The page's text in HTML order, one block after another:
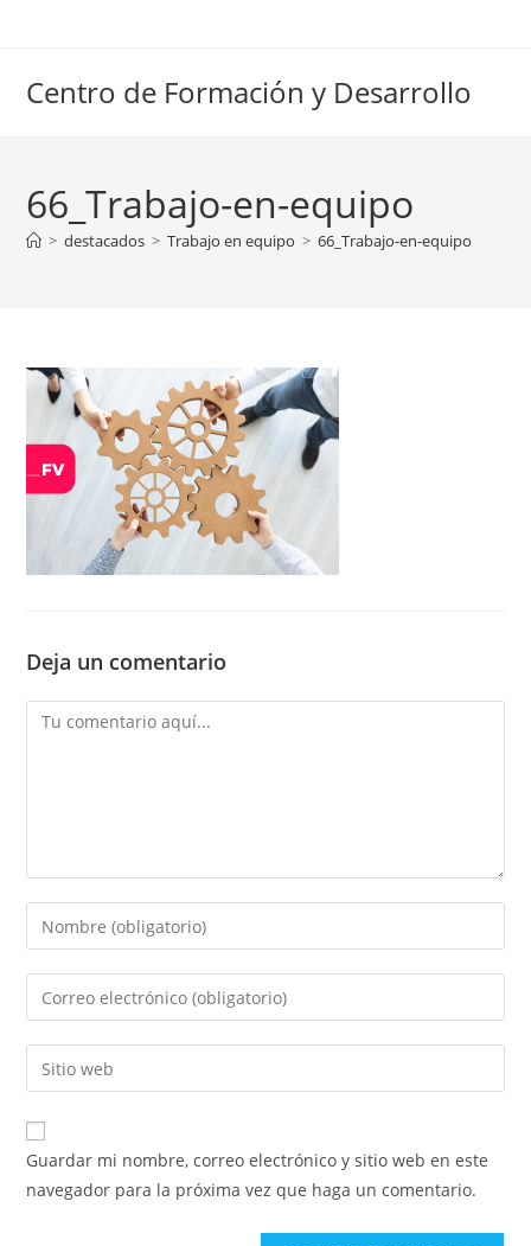
Centro de Formación y Desarrollo
66_Trabajo-en-equipo
> destacados > Trabajo en equipo > 66_Trabajo-en-equipo
Deja un comentario
Comentario
Introducí
tu
nombre
de
usuario
para
comentar
Introducí
tu
dirección
de
electrónico
para
comentar
Introducí
la
URL
de
Guardar mi nombre, correo electrónico y sitio web en este
navegador para la próxima vez que haga un comentario.